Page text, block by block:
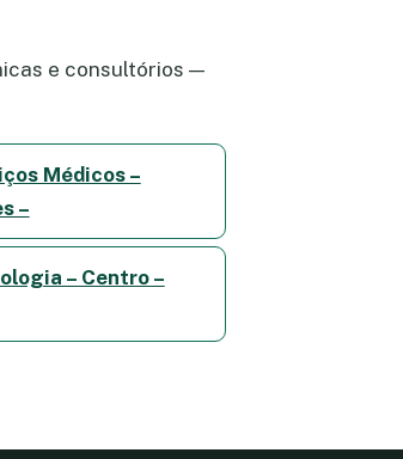
e consultórios —
Médicos –
–
– Centro –